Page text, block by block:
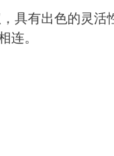
具有出色的灵活
连。